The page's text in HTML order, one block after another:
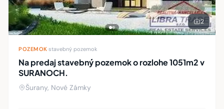
2
POZEMOK stavebný pozemok
Na predaj stavebný pozemok o rozlohe 1051m2 v
SURANOCH.
Šurany, Nové Zámky